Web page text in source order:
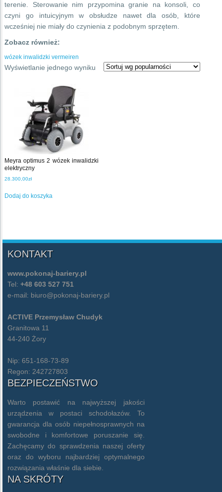
terenie. Sterowanie nim przypomina granie na konsoli, co
czyni go intuicyjnym w obsłudze nawet dla osób, które
wcześniej nie miały do czynienia z podobnym sprzętem.
Zobacz również:
wózek inwalidzki vermeiren
Wyświetlanie jednego wyniku
Meyra optimus 2 wózek inwalidzki
elektryczny
28.300,00zł
Dodaj do koszyka
KONTAKT
www.pokonaj-bariery.pl
Tel: +48 603 527 751
e-mail: biuro@pokonaj-bariery.pl
ACTIVE Przemysław Chudyk
Granitowa 11
44-240 Żory
Nip: 651-168-73-89
Regon: 242727803
BEZPIECZEŃSTWO
Warto postawić na najwyższej jakości
urządzenia w postaci schodołazów. To
gwarancja dla osób niepełnosprawnych na
swobodne i komfortowe poruszanie się.
Zachęcamy do sprawdzenia naszej oferty
oraz do wyboru najbardziej optymalnego
rozwiązania właśnie dla siebie.
NA SKRÓTY